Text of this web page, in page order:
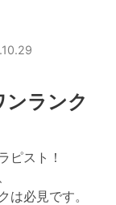
ランク
ピスト！
必見です。